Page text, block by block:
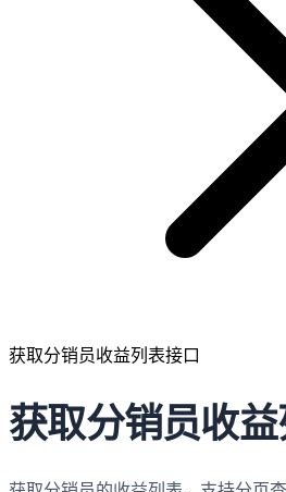
获取分销员收益列表接口
获取分销员收益